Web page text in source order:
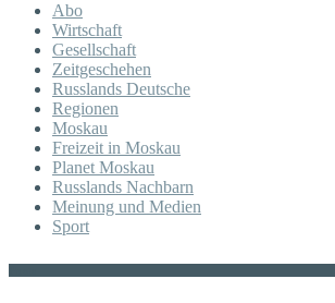
Abo
Wirtschaft
Gesellschaft
Zeitgeschehen
Russlands Deutsche
Regionen
Moskau
Freizeit in Moskau
Planet Moskau
Russlands Nachbarn
Meinung und Medien
Sport